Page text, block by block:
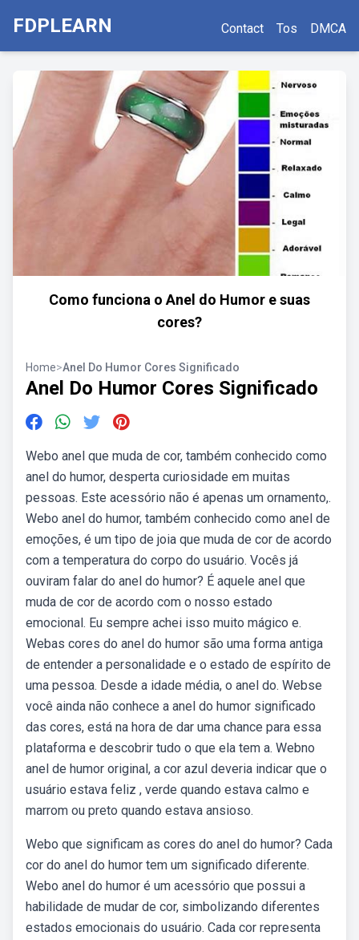
FDPLEARN Contact Tos DMCA
Como funciona o Anel do Humor e suas
cores?
Home>Anel Do Humor Cores Significado
Anel Do Humor Cores Significado
Webo anel que muda de cor, também conhecido como
anel do humor, desperta curiosidade em muitas
pessoas. Este acessório não é apenas um ornamento,.
Webo anel do humor, também conhecido como anel de
emoções, é um tipo de joia que muda de cor de acordo
com a temperatura do corpo do usuário. Vocês já
ouviram falar do anel do humor? É aquele anel que
muda de cor de acordo com o nosso estado
emocional. Eu sempre achei isso muito mágico e.
Webas cores do anel do humor são uma forma antiga
de entender a personalidade e o estado de espírito de
uma pessoa. Desde a idade média, o anel do. Webse
você ainda não conhece a anel do humor significado
das cores, está na hora de dar uma chance para essa
plataforma e descobrir tudo o que ela tem a. Webno
anel de humor original, a cor azul deveria indicar que o
usuário estava feliz , verde quando estava calmo e
marrom ou preto quando estava ansioso.
Webo que significam as cores do anel do humor? Cada
cor do anel do humor tem um significado diferente.
Webo anel do humor é um acessório que possui a
habilidade de mudar de cor, simbolizando diferentes
estados emocionais do usuário. Cada cor representa